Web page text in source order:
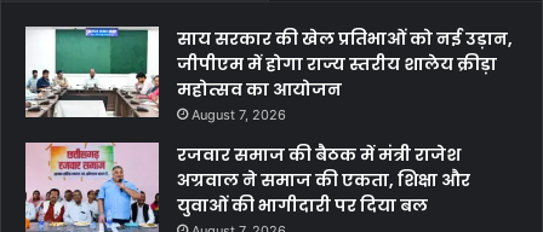
साय सरकार की खेल प्रतिभाओं को नई उड़ान,
जीपीएम में होगा राज्य स्तरीय शालेय क्रीड़ा
महोत्सव का आयोजन
August 7, 2026
रजवार समाज की बैठक में मंत्री राजेश
अग्रवाल ने समाज की एकता, शिक्षा और
युवाओं की भागीदारी पर दिया बल